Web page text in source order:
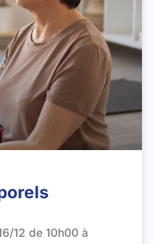
12 de 10h00 à